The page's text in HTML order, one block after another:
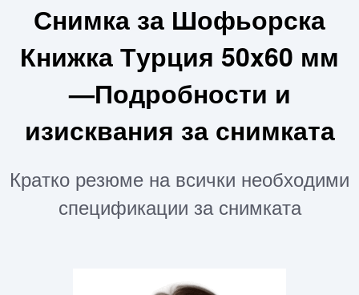
Снимка за Шофьорска
Книжка Турция 50x60 мм
—Подробности и
изисквания за снимката
Кратко резюме на всички необходими
спецификации за снимката